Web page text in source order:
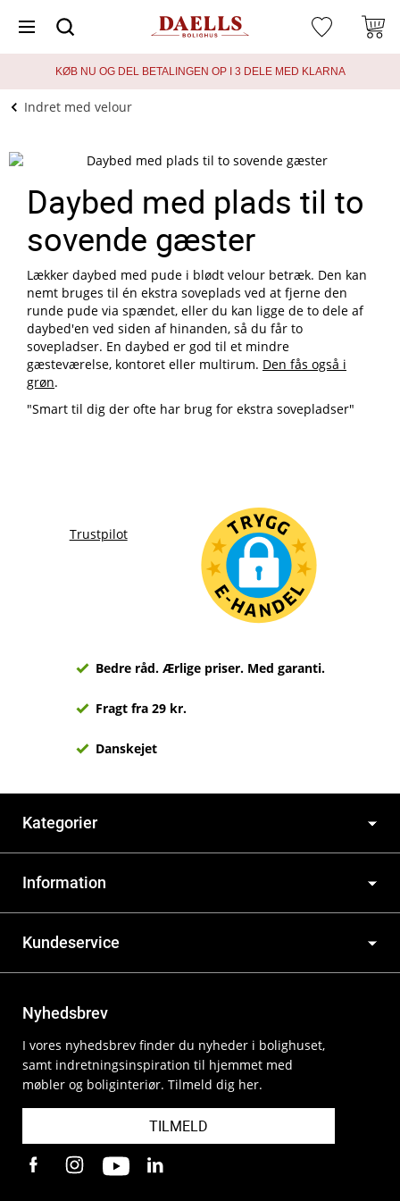
KØB NU OG DEL BETALINGEN OP I 3 DELE MED KLARNA
Indret med velour
Daybed med plads til to
sovende gæster
Lækker daybed med pude i blødt velour betræk. Den kan
nemt bruges til én ekstra soveplads ved at fjerne den
runde pude via spændet, eller du kan ligge de to dele af
daybed'en ved siden af hinanden, så du får to
sovepladser. En daybed er god til et mindre
gæsteværelse, kontoret eller multirum. Den fås også i
grøn.
"Smart til dig der ofte har brug for ekstra sovepladser"
Trustpilot
Bedre råd. Ærlige priser. Med garanti.
Fragt fra 29 kr.
Danskejet
Kategorier
Information
Kundeservice
Nyhedsbrev
I vores nyhedsbrev finder du nyheder i bolighuset,
samt indretningsinspiration til hjemmet med
møbler og boliginteriør. Tilmeld dig her.
TILMELD